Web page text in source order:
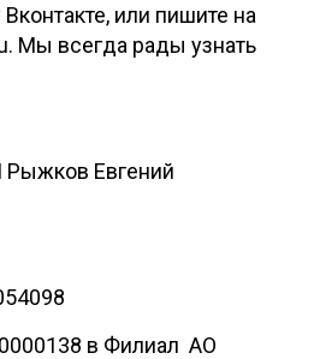
или пишите на
Мы всегда рады узнать
Евгений
в Филиал АО